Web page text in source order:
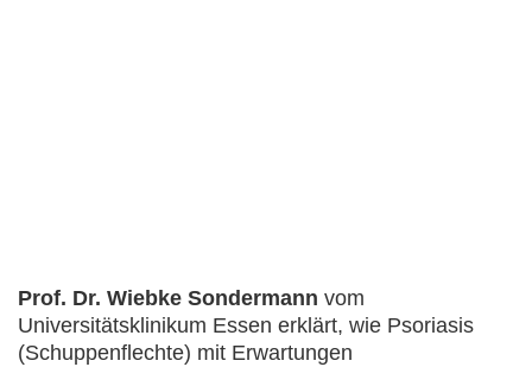
Prof. Dr. Wiebke Sondermann vom
Universitätsklinikum Essen erklärt, wie Psoriasis
(Schuppenflechte) mit Erwartungen